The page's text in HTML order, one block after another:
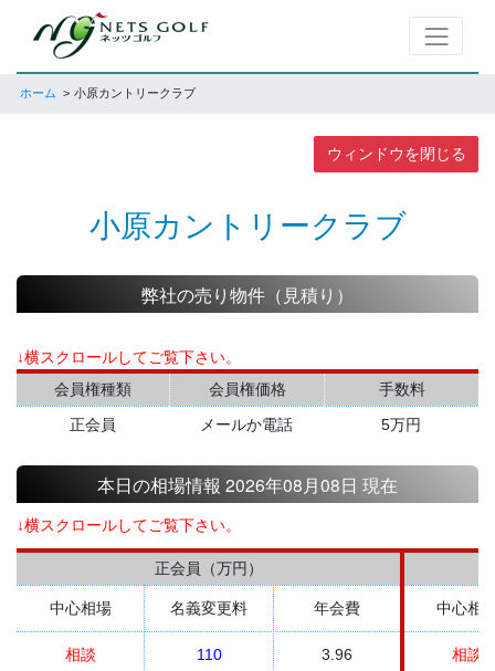
ホーム 小原カントリークラブ
ウィンドウを閉じる
小原カントリークラブ
弊社の売り物件（見積り）
↓横スクロールしてご覧下さい。
会員権種類
会員権価格
手数料
正会員
メールか電話 5万円
本日の相場情報 2026年08月08日 現在
↓横スクロールしてご覧下さい。
正会員（万円）
中心相場 名義変更料 年会費 中心相
相談 110 3.96 相談